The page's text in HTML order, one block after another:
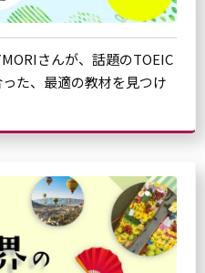
さんが、話題のTOEIC
た、最適の教材を見つけ